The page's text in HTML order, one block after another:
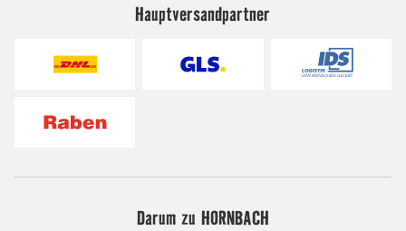
Hauptversandpartner
Darum zu HORNBACH